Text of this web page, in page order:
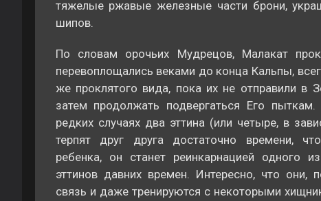
тяжелые ржавые железные части брони,
шипов.
По словам орочьих Мудрецов, Малакат
перевоплощались веками до конца Кальпы,
же проклятого вида, пока их не отправили в
затем продолжать подвергаться Его
редких случаях два эттина (или четыре, в
терпят друг друга достаточно времени,
ребенка, он станет реинкарнацией одного
эттинов давних времен. Интересно, что они,
связь и даже тренируются с некоторыми